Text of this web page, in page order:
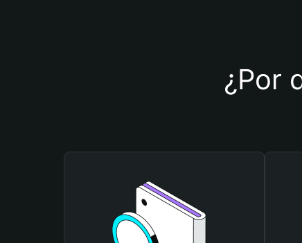
¿Por